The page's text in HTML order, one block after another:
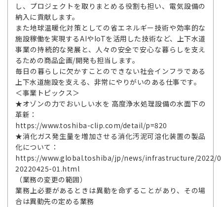
し、プロジェクトを取りまとめる役割も担い、電気設備の
納入に貢献します。
また地球温暖化対策としての省エネルギー技術や効率的な
施設稼働を実現するAIやIoTを活用した技術など、上下水道
事業の持続的な発展と、人々の安全で安心な暮らしを支え
るための商品企画/開発も担当します。
毎日の暮らしに欠かすことのできない社会インフラである
上下水道施設を支える、非常にやりがいのある仕事です。
＜事業トピックス＞
★オゾンの力でおいしい水を 高度浄水処理設備の水面下の
革新：
https://www.toshiba-clip.com/detail/p=820
★消化ガス発生量を増加させる消化汚泥可溶化装置の製品
化について：
https://www.global.toshiba/jp/news/infrastructure/2022/
20220425-01.html
（業務の変更の範囲）
業務上必要があるときは異動を命ずることがあり、その場
合は異動先の定める業務